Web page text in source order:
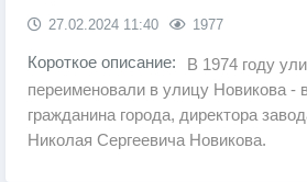
27.02.2024 11:40 1977
Короткое описание:
В 1974 году
переименовали в улицу Новикова -
гражданина города, директора
Николая Сергеевича Новикова.